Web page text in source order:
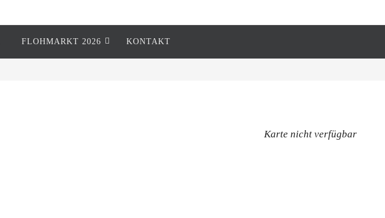
FLOHMARKT 2026 KONTAKT
Karte nicht verfügbar